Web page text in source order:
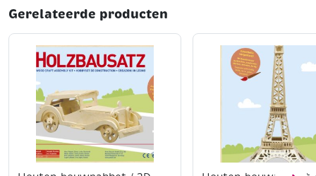
Gerelateerde producten